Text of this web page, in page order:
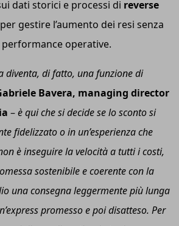
dati storici e processi di reverse
gestire l’aumento dei resi senza
operative.
diventa, di fatto, una funzione di
Bavera, managing director
–è qui che si decide se lo sconto si
fidelizzato o in un’esperienza che
è inseguire la velocità a tutti i costi,
sostenibile e coerente con la
una consegna leggermente più lunga
promesso e poi disatteso. Per